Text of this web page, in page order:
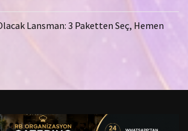
Lansman: 3 Paketten Seç, Hemen